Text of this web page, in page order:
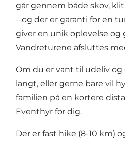
går gennem både skov,
– og der er garanti for en
giver en unik oplevelse og
Vandreturene afsluttes
Om du er vant til udeliv og
langt, eller gerne bare vil
familien på en kortere
Eventhyr for dig.
Der er fast hike (8-10 km)